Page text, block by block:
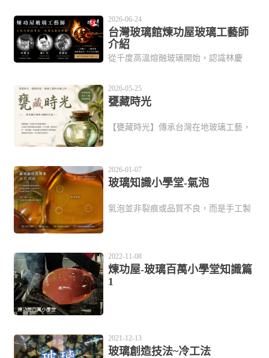
2026-06-24
台灣玻璃館煉功屋玻璃工藝師
介紹
從千度高溫熔融玻璃開始，認識林慶
2026-05-25
甕藏時光
【甕藏時光】傳承台灣在地玻璃工藝，
盛裝您的專屬故事。
2026-01-07
玻璃知識小學堂-氣泡
氣泡並非裂痕或品質不良，而是手工製
2022-11-08
煉功屋-玻璃百萬小學堂知識篇
1
2021-12-13
玻璃創造技法~冷工法